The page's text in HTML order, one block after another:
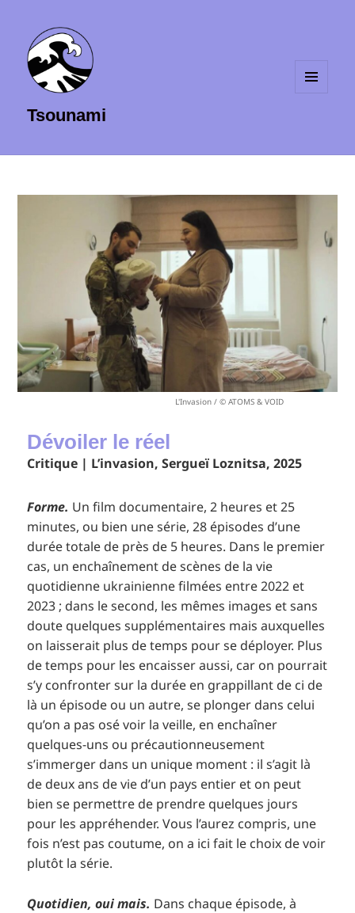
Tsounami
L'Invasion / © ATOMS & VOID
Dévoiler le réel
Critique | L’invasion, Sergueï Loznitsa, 2025
Forme. Un film documentaire, 2 heures et 25
minutes, ou bien une série, 28 épisodes d’une
durée totale de près de 5 heures. Dans le premier
cas, un enchaînement de scènes de la vie
quotidienne ukrainienne filmées entre 2022 et
2023 ; dans le second, les mêmes images et sans
doute quelques supplémentaires mais auxquelles
on laisserait plus de temps pour se déployer. Plus
de temps pour les encaisser aussi, car on pourrait
s’y confronter sur la durée en grappillant de ci de
là un épisode ou un autre, se plonger dans celui
qu’on a pas osé voir la veille, en enchaîner
quelques-uns ou précautionneusement
s’immerger dans un unique moment : il s’agit là
de deux ans de vie d’un pays entier et on peut
bien se permettre de prendre quelques jours
pour les appréhender. Vous l’aurez compris, une
fois n’est pas coutume, on a ici fait le choix de voir
plutôt la série.
Quotidien, oui mais. Dans chaque épisode, à